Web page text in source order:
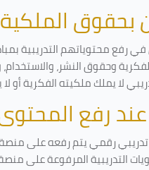
بحقوق
في رفع محتوياتهم التدريبية
وحقوق النشر،
لا يملك ملكيته الفكرية أو
عند رفع
رقمي يتم رفعه على منصة
التدريبية المرفوعة على